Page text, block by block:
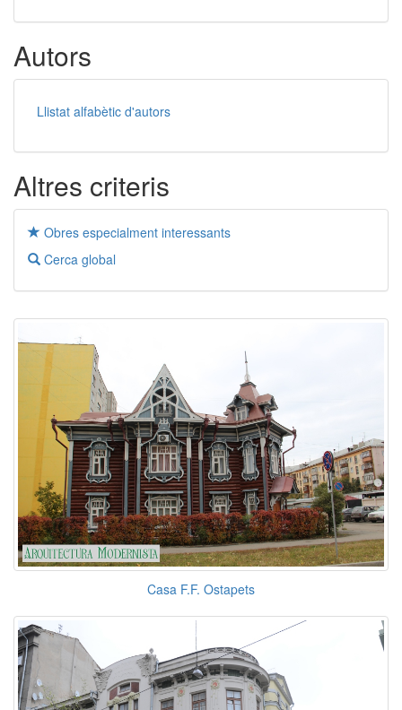
Autors
Llistat alfabètic d'autors
Altres criteris
Obres especialment interessants
Cerca global
Casa F.F. Ostapets